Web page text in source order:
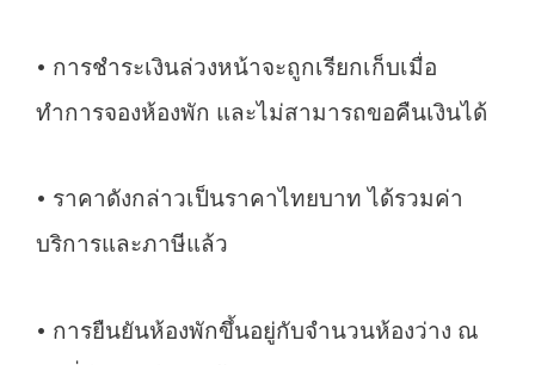
• การชำระเงินล่วงหน้าจะถูกเรียกเก็บเมื่อ
ทำการจองห้องพัก และไม่สามารถขอคืนเงินได้
• ราคาดังกล่าวเป็นราคาไทยบาท ได้รวมค่า
บริการและภาษีแล้ว
• การยืนยันห้องพักขึ้นอยู่กับจำนวนห้องว่าง ณ